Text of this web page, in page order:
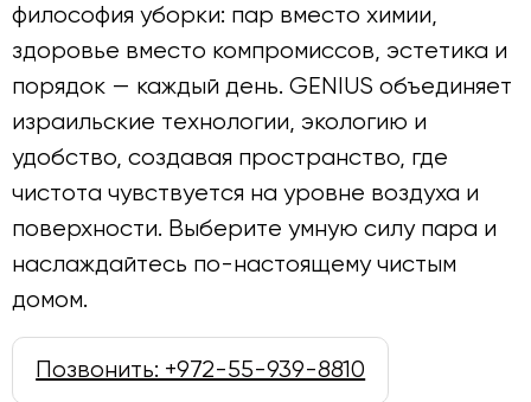
философия уборки: пар вместо химии,
здоровье вместо компромиссов, эстетика и
порядок — каждый день. GENIUS объединяет
израильские технологии, экологию и
удобство, создавая пространство, где
чистота чувствуется на уровне воздуха и
поверхности. Выберите умную силу пара и
наслаждайтесь по-настоящему чистым
домом.
Позвонить: +972-55-939-8810